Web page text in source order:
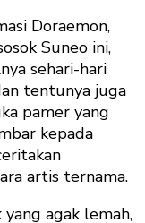
Doraemon,
Suneo ini,
sehari-hari
tentunya juga
pamer yang
kepada
artis ternama.
agak lemah,